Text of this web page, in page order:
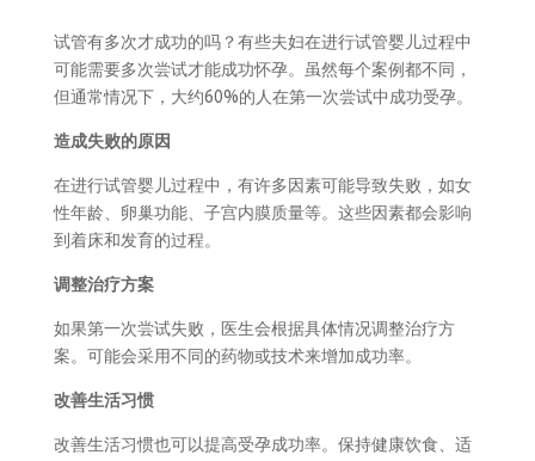
试管有多次才成功的吗？有些夫妇在进行试管婴儿过程中
可能需要多次尝试才能成功怀孕。虽然每个案例都不同，
但通常情况下，大约60%的人在第一次尝试中成功受孕。
造成失败的原因
在进行试管婴儿过程中，有许多因素可能导致失败，如女
性年龄、卵巢功能、子宫内膜质量等。这些因素都会影响
到着床和发育的过程。
调整治疗方案
如果第一次尝试失败，医生会根据具体情况调整治疗方
案。可能会采用不同的药物或技术来增加成功率。
改善生活习惯
改善生活习惯也可以提高受孕成功率。保持健康饮食、适